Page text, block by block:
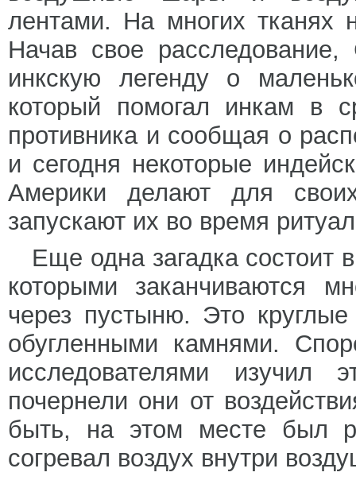
лентами. На многих тканях
Начав свое
инкскую легенду о
который помогал инкам в
противника и сообщая о
и сегодня некоторые
Америки делают для
запускают их во время
Еще одна загадка состоит
которыми заканчиваются
через пустыню. Это
обугленными камнями.
исследователями изучил
почернели они от
быть, на этом месте был
согревал воздух внутри